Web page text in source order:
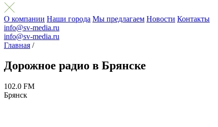
О компании Наши города Мы предлагаем Новости Контакты
info@sv-media.ru
info@sv-media.ru
Главная /
Дорожное радио в Брянске
102.0 FM
Брянск